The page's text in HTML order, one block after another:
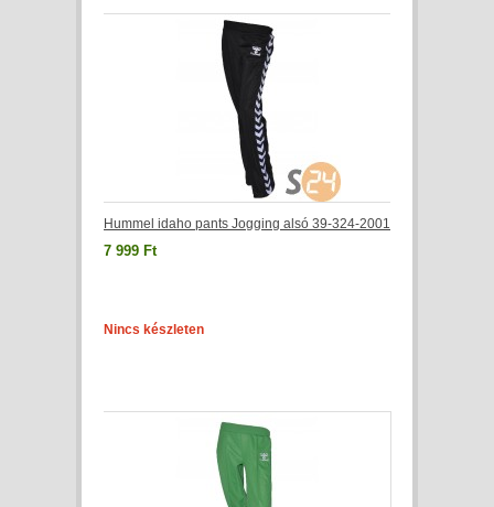
Hummel idaho pants Jogging alsó 39-324-2001
7 999 Ft
Nincs készleten